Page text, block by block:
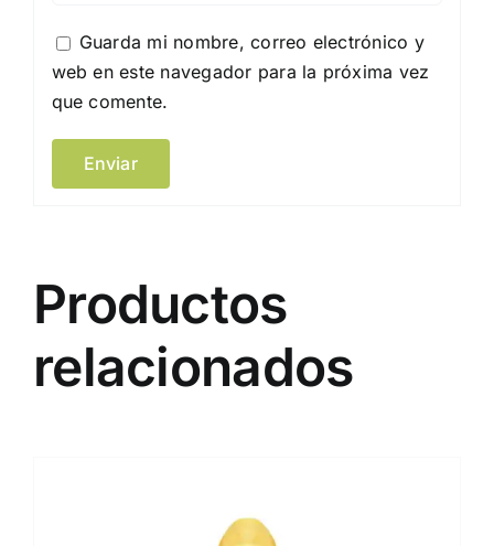
Guarda mi nombre, correo electrónico y
web en este navegador para la próxima vez
que comente.
Productos
relacionados